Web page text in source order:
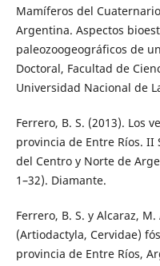
Mamíferos del
Argentina. Aspectos
paleozoogeográficos de
Doctoral, Facultad de
Universidad Nacional de
Ferrero, B. S. (2013). Los
provincia de Entre Ríos. II
del Centro y Norte de
1–32). Diamante.
Ferrero, B. S. y Alcaraz,
(Artiodactyla, Cervidae)
provincia de Entre Ríos,